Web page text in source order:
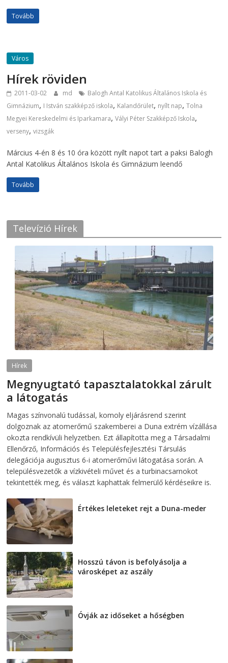
Tovább
Város
Hírek röviden
2011-03-02 md
Balogh Antal Katolikus Általános Iskola és
Gimnázium, I István szakképző iskola, Kalandőrület, nyílt nap,Tolna
Megyei Kereskedelmi és Iparkamara,Vályi Péter Szakképző Iskola,
verseny,vizsgák
Március 4-én 8 és 10 óra között nyílt napot tart a paksi Balogh
Antal Katolikus Általános Iskola és Gimnázium leendő
Tovább
Televízió Hírek
Hírek
Megnyugtató tapasztalatokkal zárult
a látogatás
Magas színvonalú tudással, komoly eljárásrend szerint
dolgoznak az atomerőmű szakemberei a Duna extrém vízállása
okozta rendkívüli helyzetben. Ezt állapította meg a Társadalmi
Ellenőrző, Információs és Településfejlesztési Társulás
delegációja augusztus 6-i atomerőművi látogatása során. A
településvezetők a vízkivételi művet és a turbinacsarnokot
tekintették meg, és választ kaphattak felmerülő kérdéseikre is.
Értékes leleteket rejt a Duna-meder
Hosszú távon is befolyásolja a
városképet az aszály
Óvják az időseket a hőségben